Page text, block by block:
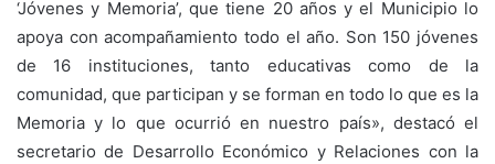
‘Jóvenes y Memoria’, que tiene 20 años y el Municipio lo
apoya con acompañamiento todo el año. Son 150 jóvenes
de 16 instituciones, tanto educativas como de la
comunidad, que participan y se forman en todo lo que es la
Memoria y lo que ocurrió en nuestro país», destacó el
secretario de Desarrollo Económico y Relaciones con la